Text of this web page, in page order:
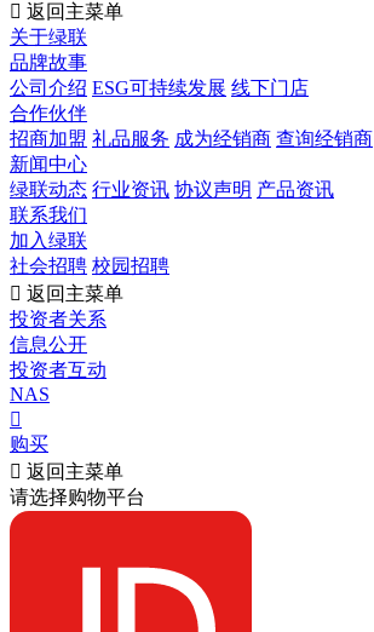
 返回主菜单
关于绿联
品牌故事
公司介绍 ESG可持续发展 线下门店
合作伙伴
招商加盟 礼品服务 成为经销商 查询经销商
新闻中心
绿联动态 行业资讯 协议声明 产品资讯
联系我们
加入绿联
社会招聘 校园招聘
 返回主菜单
投资者关系
信息公开
投资者互动
NAS

购买
 返回主菜单
请选择购物平台